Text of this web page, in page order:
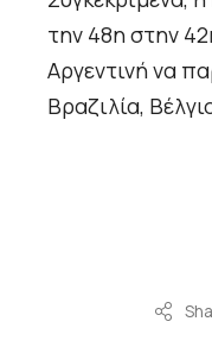
την 48η στην
Αργεντινή να
Βραζιλία,